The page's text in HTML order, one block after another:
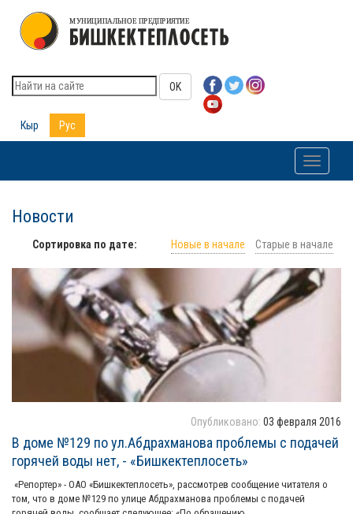
OK
Кыр Рус
Toggle
Новости
Сортировка по дате: Новые в начале Старые в начале
Опубликовано: 03 февраля 2016
В доме №129 по ул.Абдрахманова проблемы с подачей
горячей воды нет, - «Бишкектеплосеть»
«Репортер» - ОАО «Бишкектеплосеть», рассмотрев сообщение читателя о
том, что в доме №129 по улице Абдрахманова проблемы с подачей